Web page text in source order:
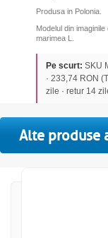
Produsa in Polonia.
Modelul din
marimea L.
Pe scurt: SKU
· 233,74 RON
zile · retur 14
Alte produse